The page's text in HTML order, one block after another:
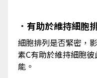
．有助於維持細胞
細胞排列是否緊密，
素C有助於維持細胞
能。